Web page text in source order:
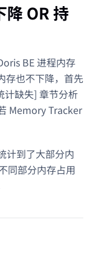
OR 持
BE 进程内存
存也不下降，首先
缺失] 章节分析
Memory Tracker
计到了大部分内
同部分内存占用